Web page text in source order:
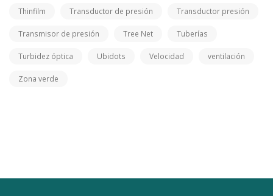
Thinfilm Transductor de presión Transductor presión
Transmisor de presión Tree Net Tuberías
Turbidez óptica Ubidots Velocidad ventilación
Zona verde